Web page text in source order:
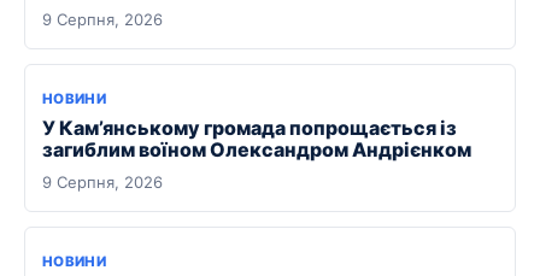
9 Серпня, 2026
НОВИНИ
У Кам’янському громада попрощається із
загиблим воїном Олександром Андрієнком
9 Серпня, 2026
НОВИНИ